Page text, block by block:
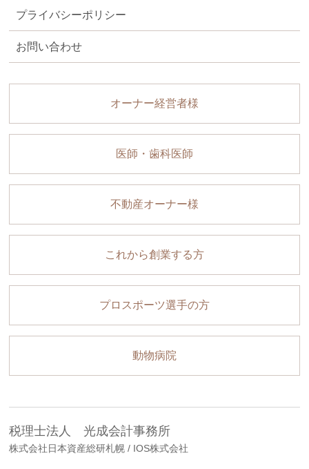
プライバシーポリシー
お問い合わせ
オーナー経営者様
医師・歯科医師
不動産オーナー様
これから創業する方
プロスポーツ選手の方
動物病院
税理士法人 光成会計事務所
株式会社日本資産総研札幌 / IOS株式会社